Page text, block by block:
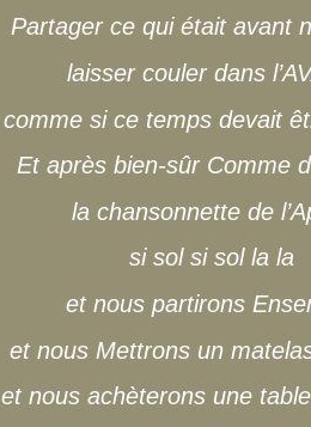
Partager ce qui était avant
laisser couler dans
comme si ce temps devait
Et après bien-sûr Comme
la chansonnette de
si sol si sol la la
et nous partirons
et nous Mettrons un
et nous achèterons une